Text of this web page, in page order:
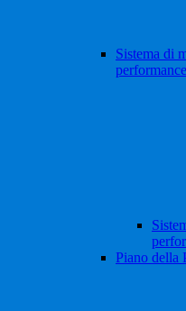
Sistema di
performance
Piano della